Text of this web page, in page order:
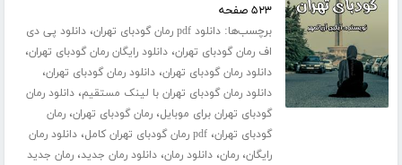
۵۲۳ صفحه
برچسب‌ها:دانلود pdf رمان گودبای تهران ،دانلود پی دی
اف رمان گودبای تهران،دانلود رایگان رمان گودبای تهران،
دانلود رمان گودبای تهران،دانلود رمان گودبای تهران،
دانلود رمان گودبای تهران با لینک مستقیم،دانلود رمان
گودبای تهران برای موبایل،رمان گودبای تهران،رمان
گودبای تهران،pdf رمان گودبای تهران کامل ،دانلود رمان
رایگان،رمان،دانلود رمان،دانلود رمان جدید،رمان جدید